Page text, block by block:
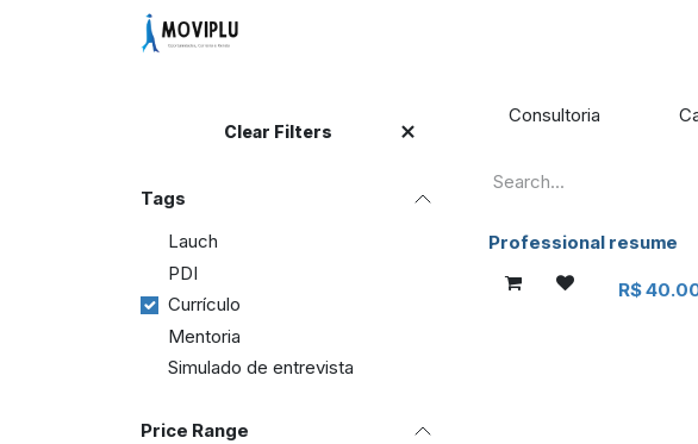
Clear Filters
Tags
Lauch
PDI
Currículo
Mentoria
Simulado de entrevista
Price Range
Consultoria
Professional resume
R$